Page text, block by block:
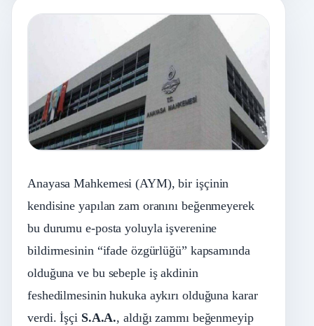
Anayasa Mahkemesi (AYM), bir işçinin
kendisine yapılan zam oranını beğenmeyerek
bu durumu e-posta yoluyla işverenine
bildirmesinin “ifade özgürlüğü” kapsamında
olduğuna ve bu sebeple iş akdinin
feshedilmesinin hukuka aykırı olduğuna karar
verdi. İşçi S.A.A., aldığı zammı beğenmeyip